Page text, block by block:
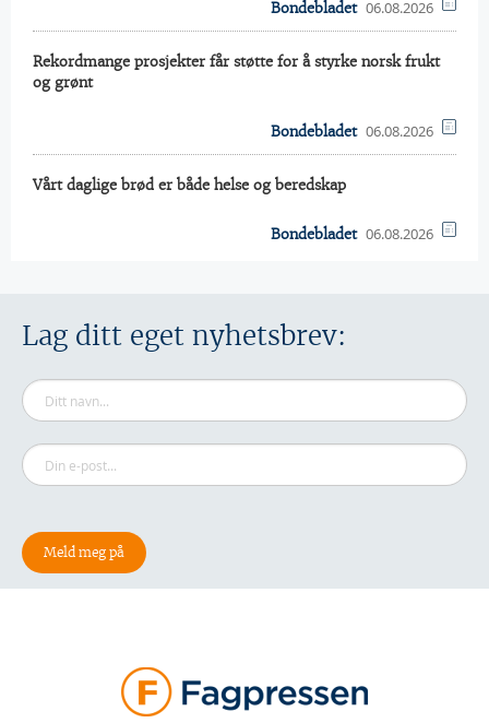
Bondebladet 06.08.2026
Rekordmange prosjekter får støtte for å styrke norsk frukt
og grønt
Bondebladet 06.08.2026
Vårt daglige brød er både helse og beredskap
Bondebladet 06.08.2026
Lag ditt eget nyhetsbrev: